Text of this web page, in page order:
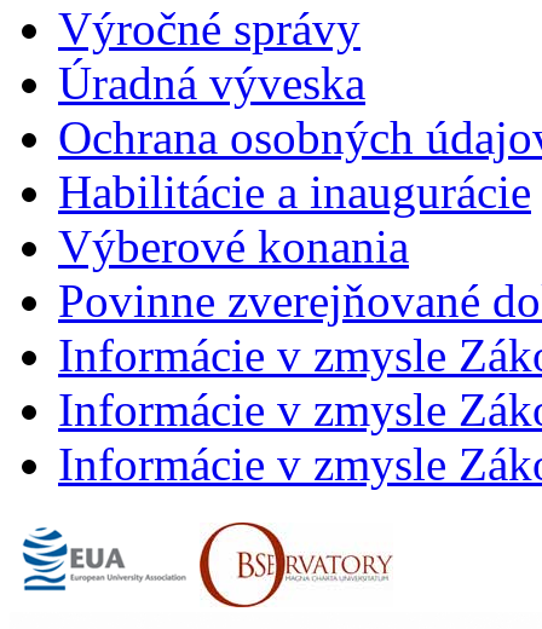
Výročné správy
Úradná výveska
Ochrana osobných
Habilitácie a inaugurácie
Výberové konania
Povinne zverejňované
Informácie v zmysle
Informácie v zmysle
Informácie v zmysle